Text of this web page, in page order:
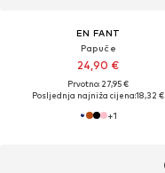
EN FANT
Papuče
24,90 €
Prvotno: 27,95 €
Posljednja najniža cijena:18,32 €
+1